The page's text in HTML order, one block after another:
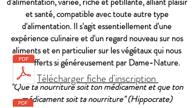
et santé, compatible avec toute autre type
d'alimentation. Il s'agit essentiellement d'une
expérience culinaire et d'un regard nouveau sur nos
aliments et en particulier sur les végétaux qui nous
sont offerts si généreusement par Dame-Nature.
"Que ta nourriture soit ton médicament et que ton
médicament soit ta nourriture" (Hippocrate)
Télécharger fiche d'inscription